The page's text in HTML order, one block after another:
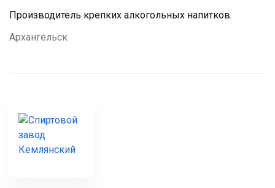
Производитель крепких алкогольных напитков.
Архангельск